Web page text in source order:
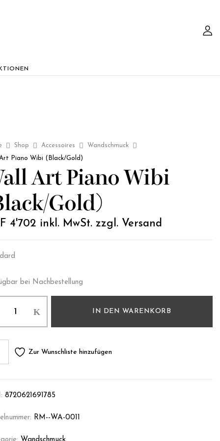
Shop Accessoires
Wandschmuck
Piano Wibi (Black/Gold)
Art Piano Wibi
Gold)
4'702 inkl. MwSt. zzgl. Versand
bei Nachbestellung
IN DEN WARENKORB
Zur Wunschliste hinzufügen
8720621691785
RM--WA-0011